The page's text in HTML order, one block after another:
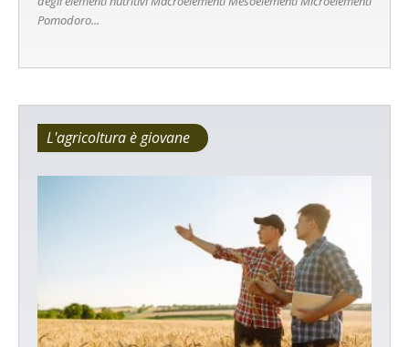
Pomodoro...
L'agricoltura è giovane